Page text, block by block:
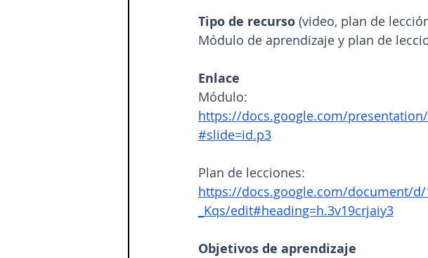
Tipo de recurso (video, plan de
Módulo de aprendizaje y plan de
Enlace
Módulo:
https://docs.google.com/
#slide=id.p3
Plan de lecciones:
https://docs.google.com/document/d/
_Kqs/edit#heading=h.3v19crjaiy3
Objetivos de aprendizaje